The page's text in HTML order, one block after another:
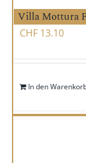
Villa Mottura
CHF 13.10
In den